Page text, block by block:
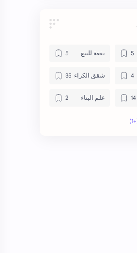
بقعة للبيع
شقق الكراء
علم البناء